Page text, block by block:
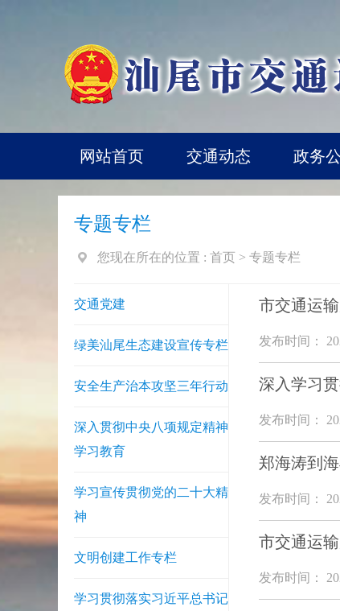
网站首页 交通动态 政务
专题专栏
您现在所在的位置 : 首页 > 专题专栏
交通党建
绿美汕尾生态建设宣传专栏
安全生产治本攻坚三年行动
深入贯彻中央八项规定精神
学习教育
学习宣传贯彻党的二十大精
神
文明创建工作专栏
学习贯彻落实习近平总书记
市交通运
发布时间：
深入学习
发布时间：
郑海涛到
发布时间：
市交通运
发布时间：